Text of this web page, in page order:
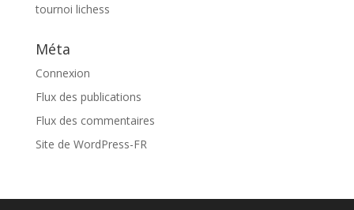
tournoi lichess
Méta
Connexion
Flux des publications
Flux des commentaires
Site de WordPress-FR